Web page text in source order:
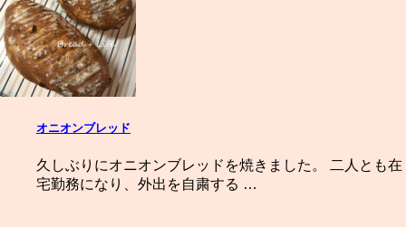
オニオンブレッド
久しぶりにオニオンブレッドを焼きました。 二人とも在
宅勤務になり、外出を自粛する …